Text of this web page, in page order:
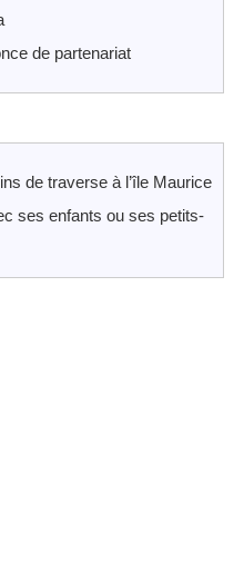
de partenariat
de traverse à l’île Maurice
ses enfants ou ses petits-